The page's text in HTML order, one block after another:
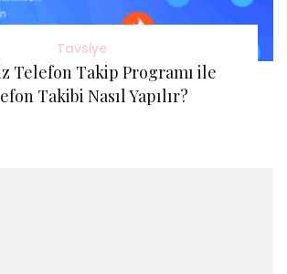
Tavsiye
Telefon Takip Programı ile
Takibi Nasıl Yapılır?